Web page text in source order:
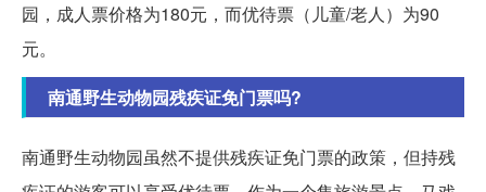
园，成人票价格为180元，而优待票（儿童/老人）为90
元。
南通野生动物园残疾证免门票吗?
南通野生动物园虽然不提供残疾证免门票的政策，但持残